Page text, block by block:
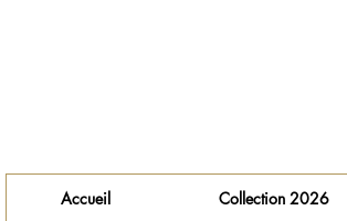
Accueil Collection 2026